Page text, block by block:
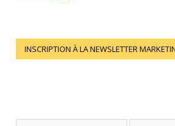
INSCRIPTION À LA NEWSLETTER